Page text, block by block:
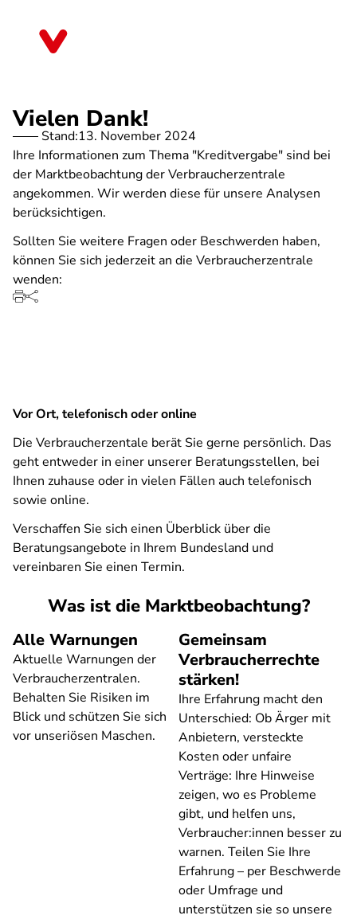
Vielen Dank!
Stand:13. November 2024
Ihre Informationen zum Thema "Kreditvergabe" sind bei
der Marktbeobachtung der Verbraucherzentrale
angekommen. Wir werden diese für unsere Analysen
berücksichtigen.
Sollten Sie weitere Fragen oder Beschwerden haben,
können Sie sich jederzeit an die Verbraucherzentrale
wenden:
Vor Ort, telefonisch oder online
Die Verbraucherzentale berät Sie gerne persönlich. Das
geht entweder in einer unserer Beratungsstellen, bei
Ihnen zuhause oder in vielen Fällen auch telefonisch
sowie online.
Verschaffen Sie sich einen Überblick über die
Beratungsangebote in Ihrem Bundesland und
vereinbaren Sie einen Termin.
Was ist die Marktbeobachtung?
Alle Warnungen
Aktuelle Warnungen der
Verbraucherzentralen.
Behalten Sie Risiken im
Blick und schützen Sie sich
vor unseriösen Maschen.
Gemeinsam
Verbraucherrechte
stärken!
Ihre Erfahrung macht den
Unterschied: Ob Ärger mit
Anbietern, versteckte
Kosten oder unfaire
Verträge: Ihre Hinweise
zeigen, wo es Probleme
gibt, und helfen uns,
Verbraucher:innen besser zu
warnen. Teilen Sie Ihre
Erfahrung – per Beschwerde
oder Umfrage und
unterstützen sie so unsere